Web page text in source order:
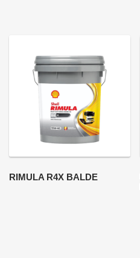
RIMULA R4X BALDE